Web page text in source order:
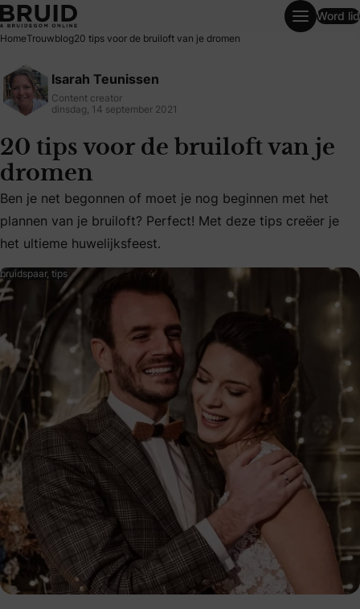
20 tips voor de bruiloft van je dromen
Word lid
HomeTrouwblog20 tips voor de bruiloft van je dromen
Isarah Teunissen
Content creator
dinsdag, 14 september 2021
20 tips voor de bruiloft van je
dromen
Ben je net begonnen of moet je nog beginnen met het
Ben je net begonnen of moet je nog beginnen met het
plannen van je bruiloft? Perfect! Met deze tips creëer je
het ultieme huwelijksfeest.
bruidspaar, tips